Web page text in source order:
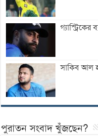
গ্যাস্ট্রিকের
সাকিব আল
পুরাতন সংবাদ খুঁজছেন?